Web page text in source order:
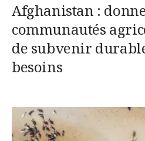
Afghanistan :
communautés
de subvenir
besoins